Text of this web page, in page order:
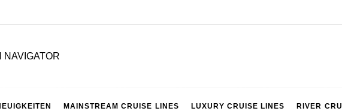
MAINSTREAM CRUISE LINES LUXURY CRUISE LINES RIVER